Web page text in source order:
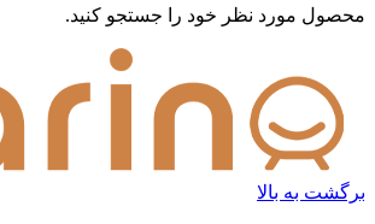
محصول مورد نظر خود را جستجو کنید.
برگشت به بالا